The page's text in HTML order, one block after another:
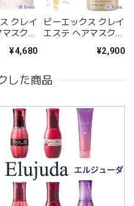
クレイ
スク
ィル)--
¥4,680
ビーエックス クレイ
エステ ヘアマスク
¥2,900
した商品